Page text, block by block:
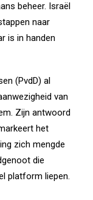
beheer. Israël
naar
is in handen
(PvdD) al
van
Zijn antwoord
het
zich mengde
die
platform liepen.